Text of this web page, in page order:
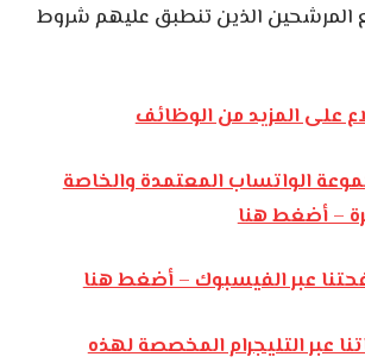
المرشحين الذين تنطبق عليهم شروط
على المزيد من الوظائف
الواتساب المعتمدة والخاصة
– أضغط هنا
عبر الفيسبوك – أضغط هنا
عبر التليجرام المخصصة لهذه